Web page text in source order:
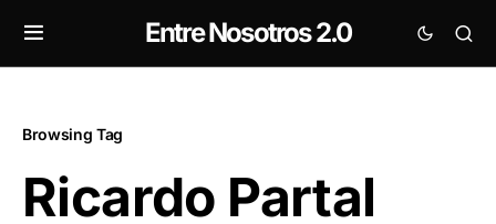
Entre Nosotros 2.0
Browsing Tag
Ricardo Partal